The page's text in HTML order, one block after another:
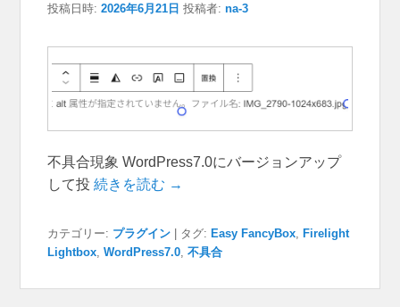
投稿日時:2026年6月21日 投稿者:na-3
不具合現象 WordPress7.0にバージョンアップ
して投続きを読む →
カテゴリー: プラグイン | タグ: Easy FancyBox ,Firelight
Lightbox ,WordPress7.0 ,不具合